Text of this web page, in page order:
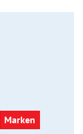
Marken